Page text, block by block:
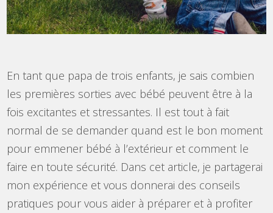
En tant que papa de trois enfants, je sais combien
les premières sorties avec bébé peuvent être à la
fois excitantes et stressantes. Il est tout à fait
normal de se demander quand est le bon moment
pour emmener bébé à l’extérieur et comment le
faire en toute sécurité. Dans cet article, je partagerai
mon expérience et vous donnerai des conseils
pratiques pour vous aider à préparer et à profiter